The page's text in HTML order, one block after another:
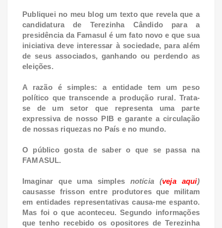
Publiquei no meu blog um texto que revela que a
candidatura de Terezinha Cândido para a
presidência da Famasul é um fato novo e que sua
iniciativa deve interessar à sociedade, para além
de seus associados, ganhando ou perdendo as
eleições.
A razão é simples: a entidade tem um peso
político que transcende a produção rural. Trata-
se de um setor que representa uma parte
expressiva de nosso PIB e garante a circulação
de nossas riquezas no País e no mundo.
O público gosta de saber o que se passa na
FAMASUL.
Imaginar que uma simples notícia (veja aqui)
causasse frisson entre produtores que militam
em entidades representativas causa-me espanto.
Mas foi o que aconteceu. Segundo informações
que tenho recebido os opositores de Terezinha